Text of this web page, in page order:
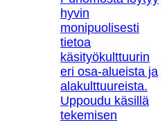
hyvin
monipuolisesti
tietoa
käsityökulttuurin
eri osa-alueista ja
alakulttuureista.
Uppoudu käsillä
tekemisen